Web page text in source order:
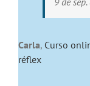
Carla, Curso
réflex